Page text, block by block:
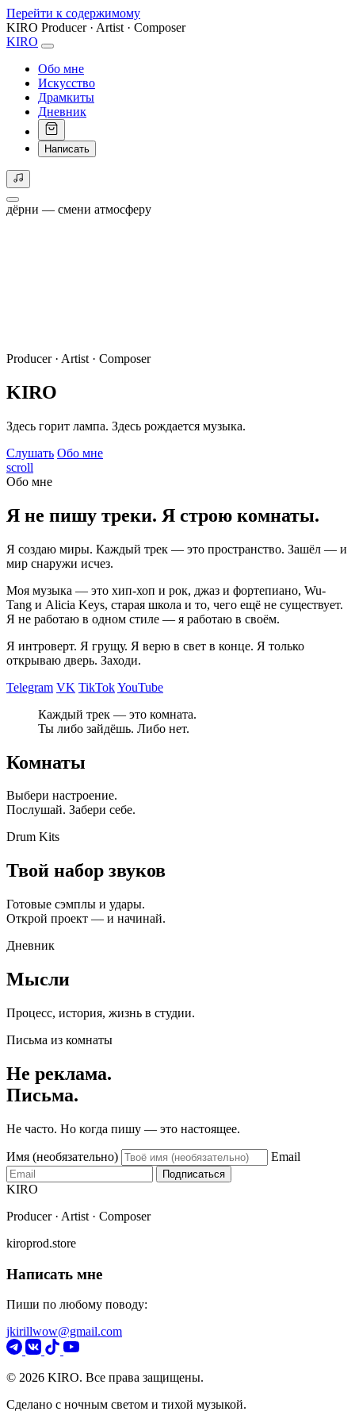
Перейти к содержимому
KIRO Producer · Artist · Composer
KIRO
Обо мне
Искусство
Драмкиты
Дневник
Написать
дёрни — смени атмосферу
Producer · Artist · Composer
KIRO
Здесь горит лампа. Здесь рождается музыка.
Слушать Обо мне
scroll
Обо мне
Я не пишу треки. Я строю комнаты.
Я создаю миры. Каждый трек — это пространство. Зашёл — и
мир снаружи исчез.
Моя музыка — это хип-хоп и рок, джаз и фортепиано, Wu-
Tang и Alicia Keys, старая школа и то, чего ещё не существует.
Я не работаю в одном стиле — я работаю в своём.
Я интроверт. Я грущу. Я верю в свет в конце. Я только
открываю дверь. Заходи.
Telegram VK TikTokYouTube
Каждый трек — это комната.
Ты либо зайдёшь. Либо нет.
Комнаты
Выбери настроение.
Послушай. Забери себе.
Drum Kits
Твой набор звуков
Готовые сэмплы и удары.
Открой проект — и начинай.
Дневник
Мысли
Процесс, история, жизнь в студии.
Письма из комнаты
Не реклама.
Письма.
Не часто. Но когда пишу — это настоящее.
Имя (необязательно) Email
Подписаться
KIRO
Producer · Artist · Composer
kiroprod.store
Написать мне
Пиши по любому поводу:
jkirillwow@gmail.com
© 2026 KIRO. Все права защищены.
Сделано с ночным светом и тихой музыкой.